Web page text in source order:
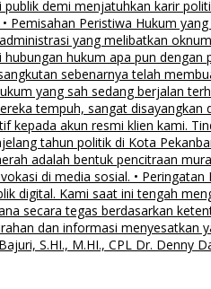
demi menjatuhkan karir
Peristiwa Hukum
yang melibatkan
hukum apa pun dengan
sebenarnya telah
yang sah sedang berjalan
tempuh, sangat
akun resmi klien kami.
tahun politik di Kota
adalah bentuk pencitraan
di media sosial. •
digital. Kami saat ini tengah
secara tegas berdasarkan
dan informasi menyesatkan
S.HI., M.HI., CPL Dr. Denny